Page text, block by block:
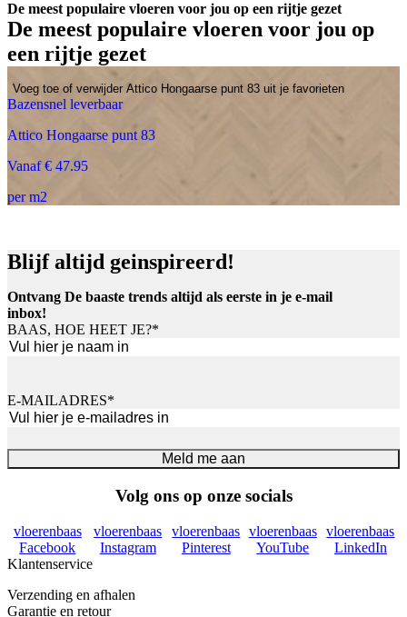
De meest populaire vloeren voor jou op een rijtje gezet
De meest populaire vloeren voor jou op
een rijtje gezet
Voeg toe of verwijder Attico Hongaarse punt 83 uit je favorieten
Bazensnel leverbaar
Attico Hongaarse punt 83
Vanaf € 47.95
per m2
Blijf altijd geinspireerd!
Ontvang De baaste trends altijd als eerste in je e-mail
inbox!
BAAS, HOE HEET JE?*
E-MAILADRES*
Meld me aan
Volg ons op onze socials
vloerenbaas
Facebook
vloerenbaas
Instagram
vloerenbaas
Pinterest
vloerenbaas
YouTube
vloerenbaas
LinkedIn
Klantenservice
Verzending en afhalen
Garantie en retour